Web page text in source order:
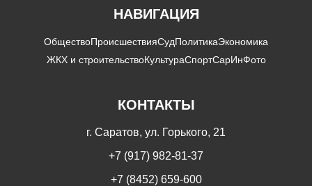
НАВИГАЦИЯ
ОбществоПроисшествияСудПолитикаЭкономика
ЖКХ и строительствоКультураСпортСарИнФото
КОНТАКТЫ
г. Саратов, ул. Горького, 21
+7 (917) 982-81-37
+7 (8452) 659-600